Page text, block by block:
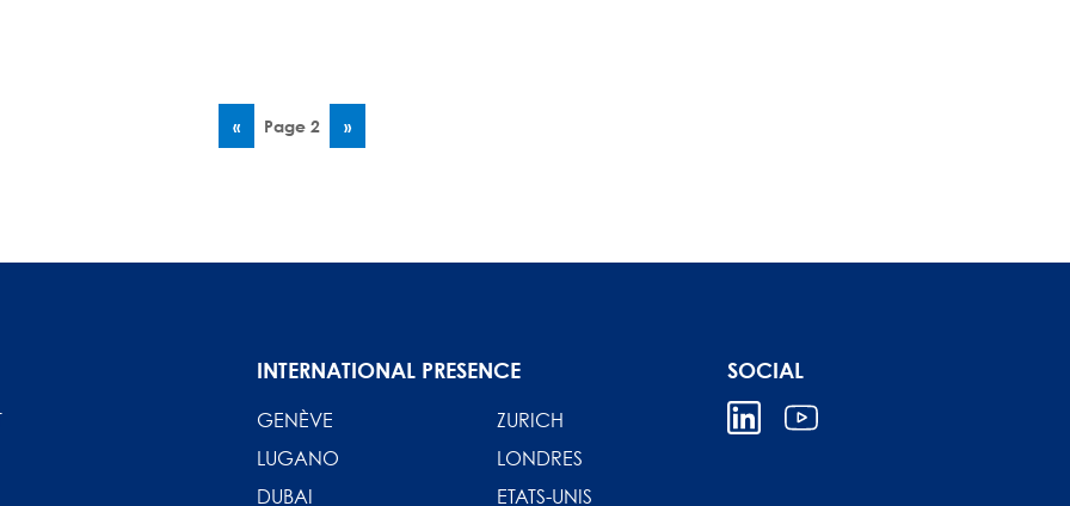
Page
précédente
‹‹ Page 2
Page
suivante
››
INTERNATIONAL PRESENCE
GENÈVE
ZURICH
LUGANO
LONDRES
DUBAI
ETATS-UNIS
SOCIAL